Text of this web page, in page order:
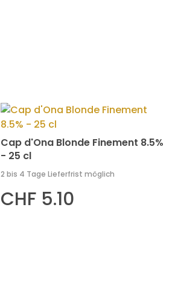
Cap d'Ona Blonde Finement 8.5%
- 25 cl
2 bis 4 Tage Lieferfrist möglich
CHF 5.10